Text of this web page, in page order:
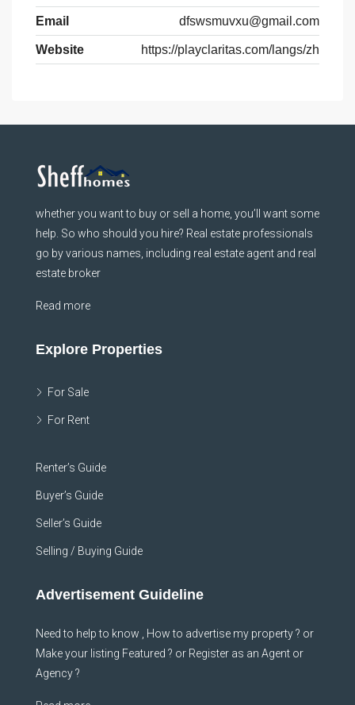
Email dfswsmuvxu@gmail.com
Website https://playclaritas.com/langs/zh
whether you want to buy or sell a home, you’ll want some
help. So who should you hire? Real estate professionals
go by various names, including real estate agent and real
estate broker
Read more
Explore Properties
For Sale
For Rent
Renter’s Guide
Buyer’s Guide
Seller’s Guide
Selling / Buying Guide
Advertisement Guideline
Need to help to know , How to advertise my property ? or
Make your listing Featured ? or Register as an Agent or
Agency ?